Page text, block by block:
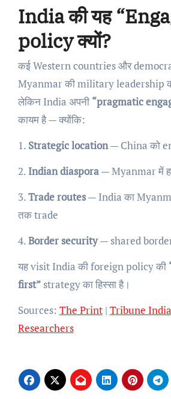
India की यह
policy क्यों?
कई Western countries और
Myanmar की military leadership
लेकिन India अपनी “pragmatic
कायम है — क्योंकि:
1. Strategic location— China को
2.Indian diaspora— Myanmar में
3.Trade routes— India का
तक trade
4.Border security— shared
यह visit India की foreign policy की
first”strategy का हिस्सा है।
Sources: The Print| Tribune India
Researchers